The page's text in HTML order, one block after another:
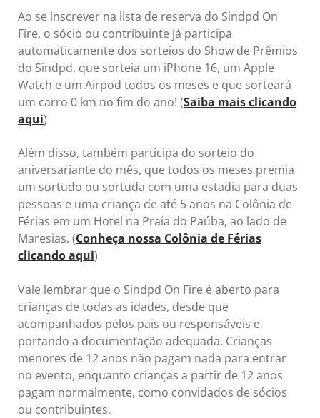
Ao se inscrever na lista de reserva do Sindpd On
Fire, o sócio ou contribuinte já participa
automaticamente dos sorteios do Show de Prêmios
do Sindpd, que sorteia um iPhone 16, um Apple
Watch e um Airpod todos os meses e que sorteará
um carro 0 km no fim do ano! (Saiba mais clicando
aqui)
Além disso, também participa do sorteio do
aniversariante do mês, que todos os meses premia
um sortudo ou sortuda com uma estadia para duas
pessoas e uma criança de até 5 anos na Colônia de
Férias em um Hotel na Praia do Paúba, ao lado de
Maresias. (Conheça nossa Colônia de Férias
clicando aqui)
Vale lembrar que o Sindpd On Fire é aberto para
crianças de todas as idades, desde que
acompanhados pelos pais ou responsáveis e
portando a documentação adequada. Crianças
menores de 12 anos não pagam nada para entrar
no evento, enquanto crianças a partir de 12 anos
pagam normalmente, como convidados de sócios
ou contribuintes.